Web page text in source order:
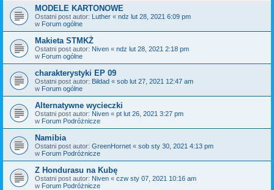
MODELE KARTONOWE
Ostatni post autor: Luther « ndz lut 28, 2021 6:09 pm
w Forum ogólne
Makieta STMKŻ
Ostatni post autor: Niven « ndz lut 28, 2021 2:18 pm
w Forum ogólne
charakterystyki EP 09
Ostatni post autor: Bildad « sob lut 27, 2021 12:47 am
w Forum ogólne
Alternatywne wycieczki
Ostatni post autor: Niven « pt lut 26, 2021 3:27 pm
w Forum Podróżnicze
Namibia
Ostatni post autor: GreenHornet « sob sty 30, 2021 4:13 pm
w Forum Podróżnicze
Z Hondurasu na Kubę
Ostatni post autor: Niven « czw sty 07, 2021 10:16 am
w Forum Podróżnicze